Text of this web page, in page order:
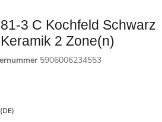
3 C Kochfeld Schwarz
2 Zone(n)
5906006234553